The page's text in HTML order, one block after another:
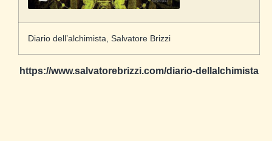
Diario dell’alchimista, Salvatore Brizzi
https://www.salvatorebrizzi.com/diario-dellalchimista